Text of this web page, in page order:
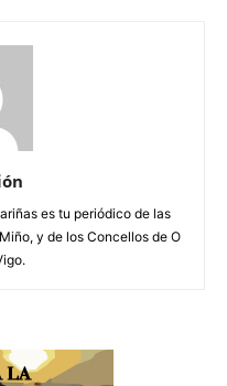
es tu periódico de las
y de los Concellos de O